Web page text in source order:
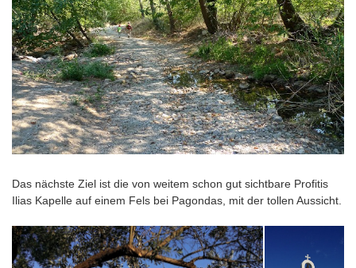
Das nächste Ziel ist die von weitem schon gut sichtbare Profitis
Ilias Kapelle auf einem Fels bei Pagondas, mit der tollen Aussicht.